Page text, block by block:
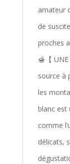
amateur
de
proches
🍯【
source à
les
blanc est
comme
délicats,